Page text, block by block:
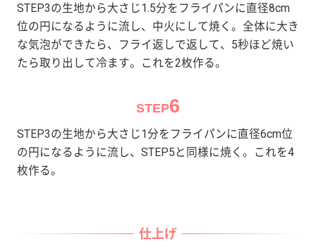
STEP3の生地から大さじ1.5分をフライパンに直径8cm
位の円になるように流し、中火にして焼く。全体に大き
な気泡ができたら、フライ返しで返して、5秒ほど焼い
たら取り出して冷ます。これを2枚作る。
STEP6
STEP3の生地から大さじ1分をフライパンに直径6cm位
の円になるように流し、STEP5と同様に焼く。これを4
枚作る。
仕上げ